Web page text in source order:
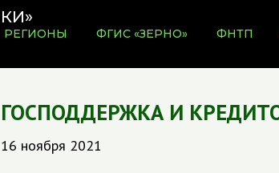
РЕГИОНЫ ФГИС «ЗЕРНО» ФНТП
ГОСПОДДЕРЖКА И
16 ноября 2021